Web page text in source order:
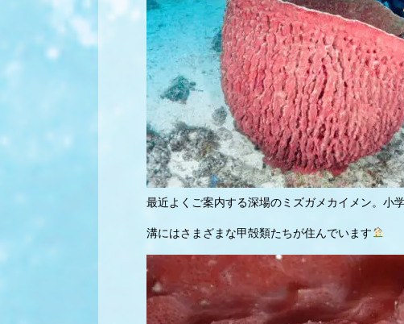
最近よくご案内する深場のミズガメカイメン。小
溝にはさまざまな甲殻類たちが住んでいます